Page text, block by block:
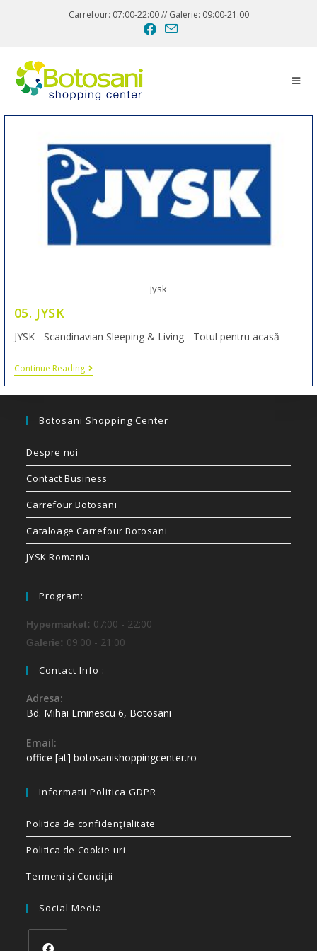
Carrefour: 07:00-22:00 // Galerie: 09:00-21:00
jysk
05. JYSK
JYSK - Scandinavian Sleeping & Living - Totul pentru acasă
Continue Reading
Botosani Shopping Center
Despre noi
Contact Business
Carrefour Botosani
Cataloage Carrefour Botosani
JYSK Romania
Program:
Hypermarket: 07:00 - 22:00
Galerie: 09:00 - 21:00
Contact Info :
Adresa:
Bd. Mihai Eminescu 6, Botosani
Email:
office [at] botosanishoppingcenter.ro
Informatii Politica GDPR
Politica de confidenţialitate
Politica de Cookie-uri
Termeni și Condiții
Social Media